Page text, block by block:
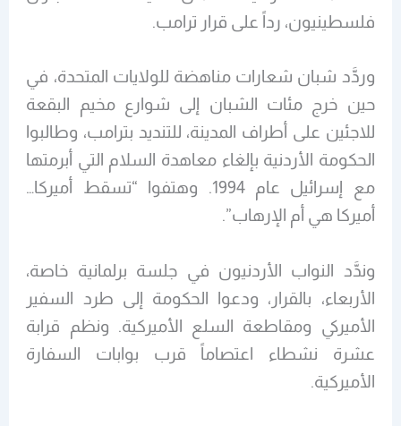
فلسطينيون، رداً على قرار ترامب.
وردَّد شبان شعارات مناهضة للولايات المتحدة، في
حين خرج مئات الشبان إلى شوارع مخيم البقعة
للاجئين على أطراف المدينة، للتنديد بترامب، وطالبوا
الحكومة الأردنية بإلغاء معاهدة السلام التي أبرمتها
مع إسرائيل عام 1994. وهتفوا “تسقط أميركا…
أميركا هي أم الإرهاب”.
وندَّد النواب الأردنيون في جلسة برلمانية خاصة،
الأربعاء، بالقرار، ودعوا الحكومة إلى طرد السفير
الأميركي ومقاطعة السلع الأميركية. ونظم قرابة
عشرة نشطاء اعتصاماً قرب بوابات السفارة
الأميركية.